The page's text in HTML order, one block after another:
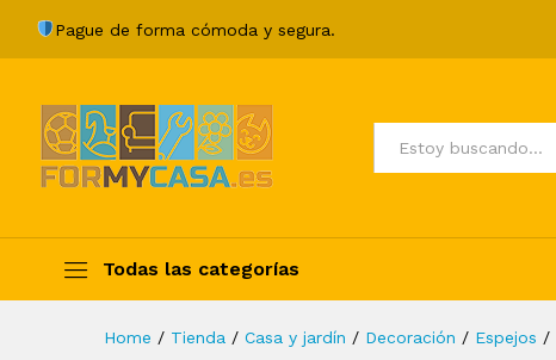
Pague de forma cómoda y segura.
Todos
Todas las categorías
Home / Tienda / Casa y jardín / Decoración / Espejos /
Description Specification